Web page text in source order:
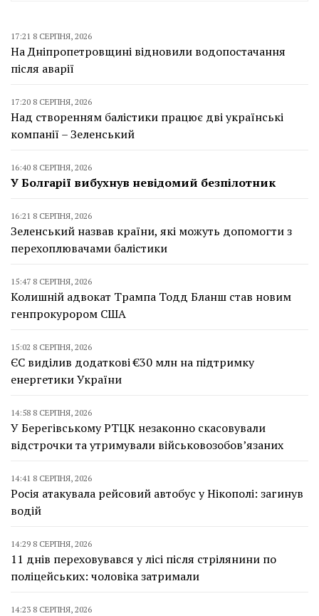
17:21 8 СЕРПНЯ, 2026
На Дніпропетровщині відновили водопостачання
після аварії
17:20 8 СЕРПНЯ, 2026
Над створенням балістики працює дві українські
компанії – Зеленський
16:40 8 СЕРПНЯ, 2026
У Болгарії вибухнув невідомий безпілотник
16:21 8 СЕРПНЯ, 2026
Зеленський назвав країни, які можуть допомогти з
перехоплювачами балістики
15:47 8 СЕРПНЯ, 2026
Колишній адвокат Трампа Тодд Бланш став новим
генпрокурором США
15:02 8 СЕРПНЯ, 2026
ЄС виділив додаткові €30 млн на підтримку
енергетики України
14:58 8 СЕРПНЯ, 2026
У Берегівському РТЦК незаконно скасовували
відстрочки та утримували військовозобов’язаних
14:41 8 СЕРПНЯ, 2026
Росія атакувала рейсовий автобус у Нікополі: загинув
водій
14:29 8 СЕРПНЯ, 2026
11 днів переховувався у лісі після стрілянини по
поліцейських: чоловіка затримали
14:23 8 СЕРПНЯ, 2026